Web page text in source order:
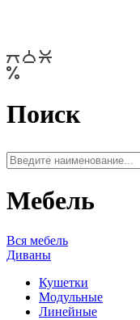
Поиск
Мебель
Вся мебель
Диваны
Кушетки
Модульные
Линейные